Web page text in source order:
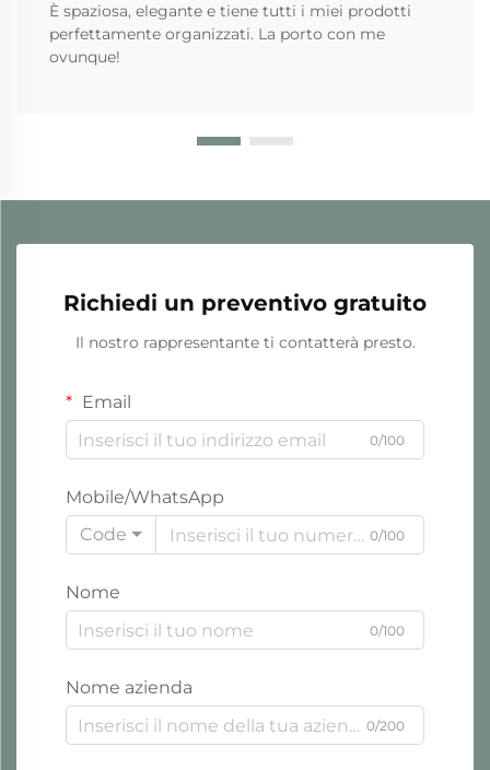
È spaziosa, elegante e tiene tutti i miei prodotti
perfettamente organizzati. La porto con me
ovunque!
Richiedi un preventivo gratuito
Il nostro rappresentante ti contatterà presto.
Email
0/100
Mobile/WhatsApp
Code
0/100
Nome
0/100
Nome azienda
0/200